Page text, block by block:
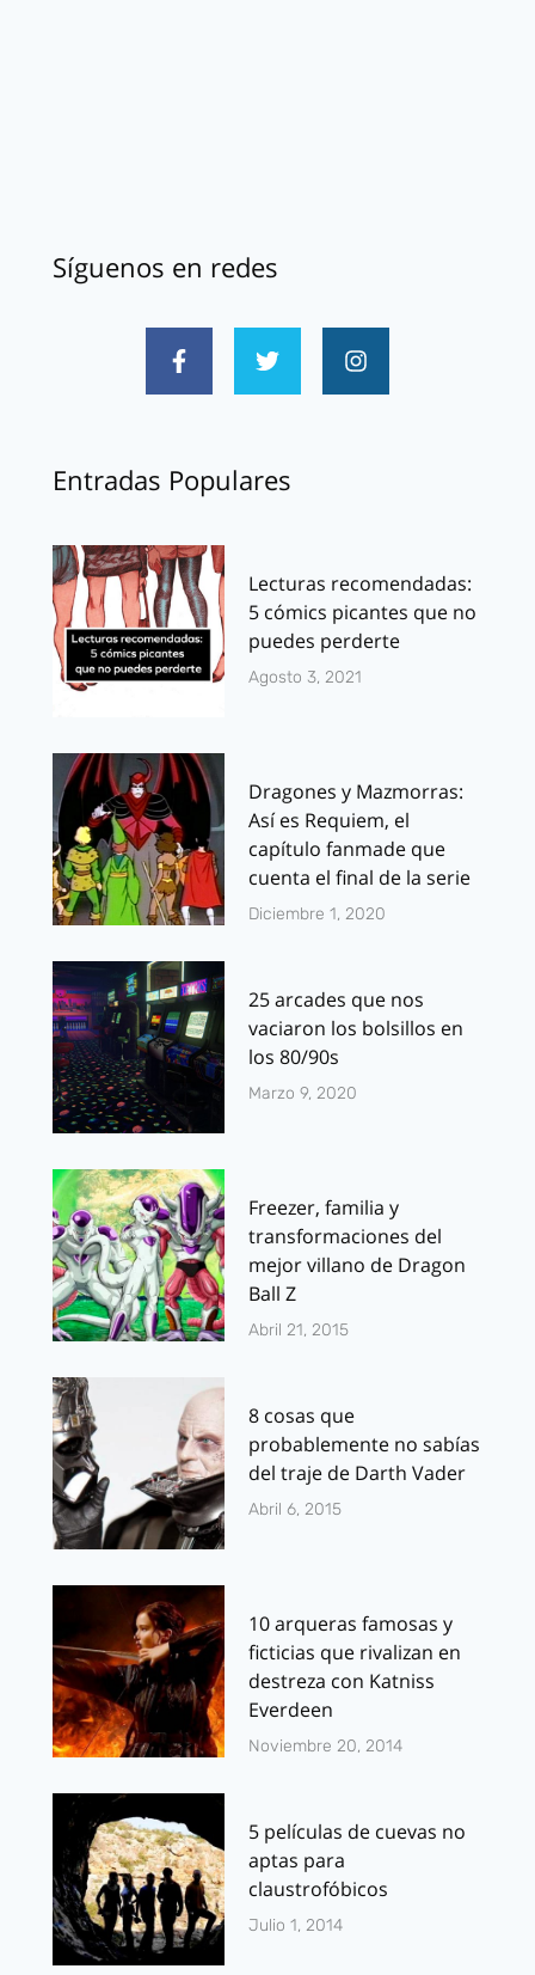
Síguenos en redes
Entradas Populares
Lecturas recomendadas:
5 cómics picantes que no
puedes perderte
Agosto 3, 2021
Dragones y Mazmorras:
Así es Requiem, el
capítulo fanmade que
cuenta el final de la serie
Diciembre 1, 2020
25 arcades que nos
vaciaron los bolsillos en
los 80/90s
Marzo 9, 2020
Freezer, familia y
transformaciones del
mejor villano de Dragon
Ball Z
Abril 21, 2015
8 cosas que
probablemente no sabías
del traje de Darth Vader
Abril 6, 2015
10 arqueras famosas y
ficticias que rivalizan en
destreza con Katniss
Everdeen
Noviembre 20, 2014
5 películas de cuevas no
aptas para
claustrofóbicos
Julio 1, 2014